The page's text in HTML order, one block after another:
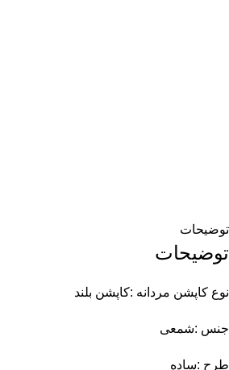
توضیحات
توضیحات
نوع کاپشن مردانه :کاپشن بلند
جنس :شمعی
طرح :ساده